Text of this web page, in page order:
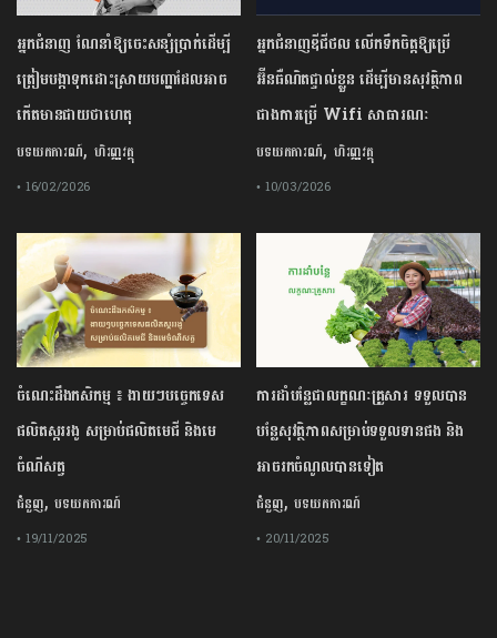
អ្នកជំនាញឌីជីថល លើកទឹកចិត្តឱ្យប្រើ
អ៊ីនធឺណិតផ្ទាល់ខ្លួន ដើម្បីមានសុវត្ថិភាព
ជាងការប្រើ Wifi​ សាធារណៈ
បទយកការណ៍, ហិរញ្ញវត្ថុ
• 10/03/2026
អ្នកជំនាញ ណែនាំឱ្យចេះសន្សំប្រាក់ដើម្បី
ត្រៀមបង្កាទុកដោះស្រាយបញ្ហាដែលអាច
កើតមានជាយថាហេតុ
បទយកការណ៍, ហិរញ្ញវត្ថុ
• 16/02/2026
ការដាំបន្លែជាលក្ខណៈគ្រួសារ ទទួលបាន
បន្លែសុវត្ថិភាពសម្រាប់ទទួលទានផង និង
អាចរកចំណូលបានទៀត
ជំនួញ,បទយកការណ៍
• 20/11/2025
ចំណេះដឹងកសិកម្ម ៖ ងាយៗបច្ចេកទេស
ផលិតស្កររងូ សម្រាប់ផលិតមេជី និងមេ
ចំណីសត្វ
ជំនួញ,បទយកការណ៍
• 19/11/2025